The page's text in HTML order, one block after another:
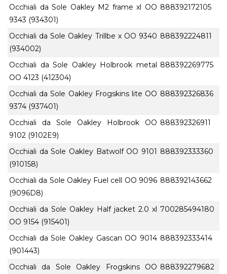
Occhiali da Sole Oakley M2 frame xl OO
9343 (934301)
888392172105
Occhiali da Sole Oakley Trillbe x OO 9340
(934002)
888392224811
Occhiali da Sole Oakley Holbrook metal
OO 4123 (412304)
888392269775
Occhiali da Sole Oakley Frogskins lite OO
9374 (937401)
888392326836
Occhiali da Sole Oakley Holbrook OO
9102 (9102E9)
888392326911
Occhiali da Sole Oakley Batwolf OO 9101
(910158)
888392333360
Occhiali da Sole Oakley Fuel cell OO 9096
(9096D8)
888392143662
Occhiali da Sole Oakley Half jacket 2.0 xl
OO 9154 (915401)
700285494180
Occhiali da Sole Oakley Gascan OO 9014
(901443)
888392333414
Occhiali da Sole Oakley Frogskins OO 888392279682